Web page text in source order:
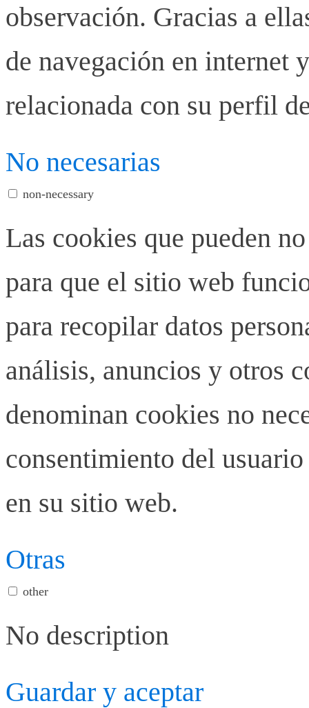
observación. Gracias a
de navegación en internet
relacionada con su perfil
No necesarias
non-necessary
Las cookies que pueden
para que el sitio web
para recopilar datos
análisis, anuncios y otros
denominan cookies no
consentimiento del
en su sitio web.
Otras
other
No description
Guardar y aceptar